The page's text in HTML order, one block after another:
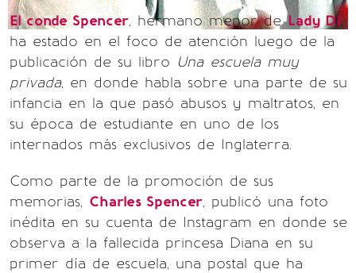
El conde Spencer, hermano menor deLady Di,
ha estado en el foco de atención luego de la
publicación de su libro Una escuela muy
privada, en donde habla sobre una parte de su
infancia en la que pasó abusos y maltratos, en
su época de estudiante en uno de los
internados más exclusivos de Inglaterra.
Como parte de la promoción de sus
memorias, Charles Spencer, publicó una foto
inédita en su cuenta de Instagram en donde se
observa a la fallecida princesa Diana en su
primer día de escuela, una postal que ha